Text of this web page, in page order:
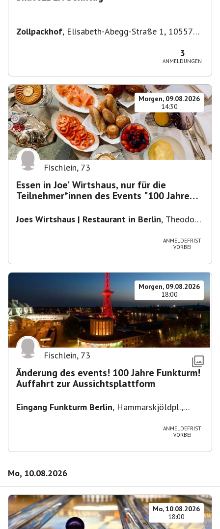
Zollpackhof, Elisabeth-Abegg-Straße 1, 10557
3
ANMELDUNGEN
Morgen, 09.08.2026
14:30
Fischlein, 73
Essen in Joe' Wirtshaus, nur für die
Teilnehmer*innen des Events "100 Jahre
Joes Wirtshaus | Restaurant in Berlin, Theodor-
ANMELDEFRIST
VORBEI
Morgen, 09.08.2026
18:00
Fischlein, 73
Änderung des events! 100 Jahre Funkturm!
Auffahrt zur Aussichtsplattform
Eingang Funkturm Berlin, Hammarskjöldpl.,
ANMELDEFRIST
VORBEI
Mo, 10.08.2026
Mo, 10.08.2026
18:00